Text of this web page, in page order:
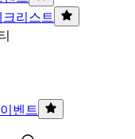
리스트
벤트